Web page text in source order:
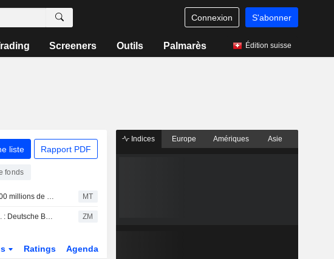
Connexion S'abonner
Screeners Outils Palmarès Édition suisse
liste Rapport PDF
fonds
Carlyle va investir environ 600 millions de dollars dans Prime Capital Financial MT
THE CARLYLE GROUP INC. : Deutsche Bank Securities toujours positif ZM
Ratings Agenda
Indices Europe Amériques Asie